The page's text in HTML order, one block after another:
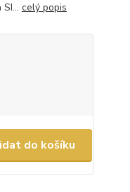
celý popis
do košíku